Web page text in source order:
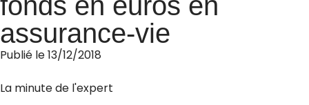
assurance-vie
Publié le13/12/2018
La minute de l'expert